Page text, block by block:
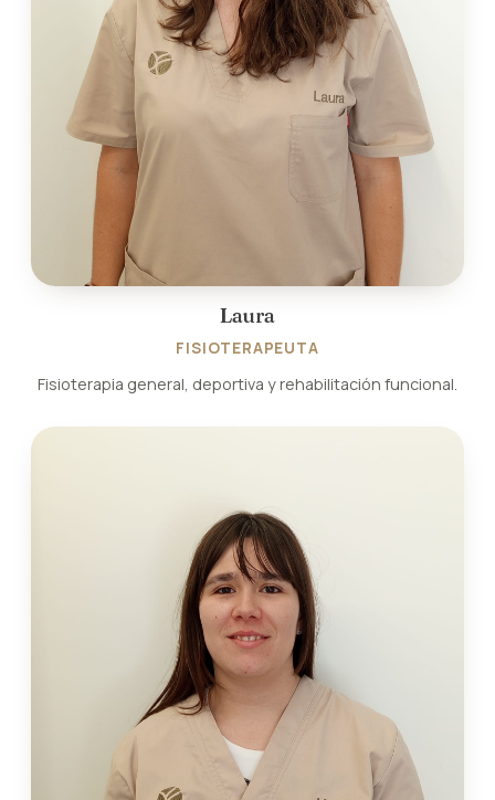
Laura
FISIOTERAPEUTA
Fisioterapia general, deportiva y rehabilitación funcional.